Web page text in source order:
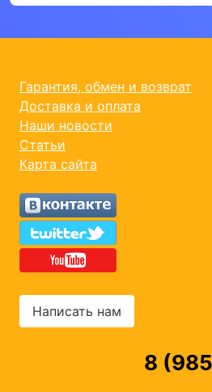
Гарантия, обмен и возврат
Доставка и оплата
Наши новости
Статьи
Карта сайта
Написать нам
8